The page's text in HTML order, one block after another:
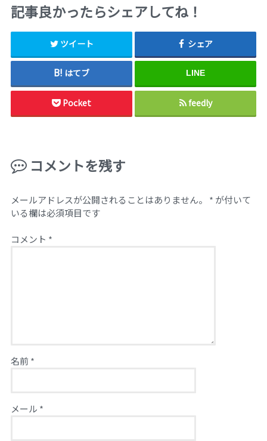
記事良かったらシェアしてね！
ツイート シェア
はてブ LINE
Pocket feedly
コメントを残す
メールアドレスが公開されることはありません。 * が付いて
いる欄は必須項目です
コメント *
名前*
メール *